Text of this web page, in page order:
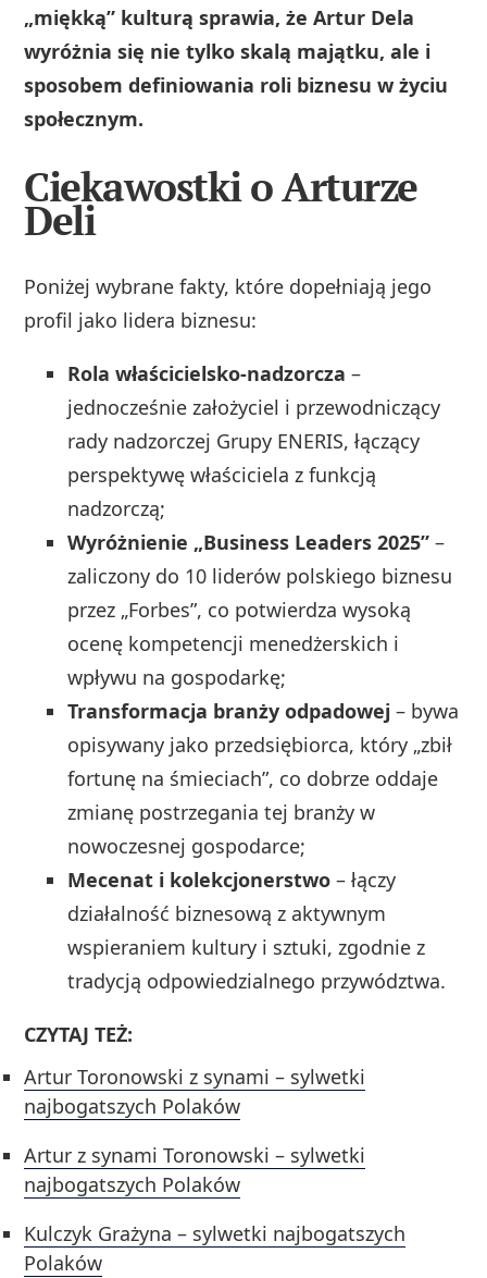
„miękką” kulturą sprawia, że Artur Dela
wyróżnia się nie tylko skalą majątku, ale i
sposobem definiowania roli biznesu w życiu
społecznym.
Ciekawostki o Arturze
Deli
Poniżej wybrane fakty, które dopełniają jego
profil jako lidera biznesu:
Rola właścicielsko‑nadzorcza –
jednocześnie założyciel i przewodniczący
rady nadzorczej Grupy ENERIS, łączący
perspektywę właściciela z funkcją
nadzorczą;
Wyróżnienie „Business Leaders 2025” –
zaliczony do 10 liderów polskiego biznesu
przez „Forbes”, co potwierdza wysoką
ocenę kompetencji menedżerskich i
wpływu na gospodarkę;
Transformacja branży odpadowej – bywa
opisywany jako przedsiębiorca, który „zbił
fortunę na śmieciach”, co dobrze oddaje
zmianę postrzegania tej branży w
nowoczesnej gospodarce;
Mecenat i kolekcjonerstwo – łączy
działalność biznesową z aktywnym
wspieraniem kultury i sztuki, zgodnie z
tradycją odpowiedzialnego przywództwa.
CZYTAJ TEŻ:
Artur Toronowski z synami – sylwetki
najbogatszych Polaków
Artur z synami Toronowski – sylwetki
najbogatszych Polaków
Kulczyk Grażyna – sylwetki najbogatszych
Polaków